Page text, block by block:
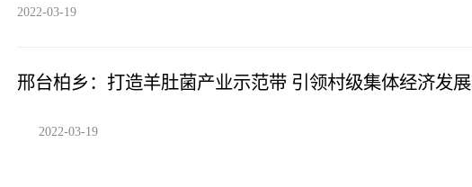
2022-03-19
邢台柏乡：打造羊肚菌产业示范带 引领村级集体经济发展
2022-03-19